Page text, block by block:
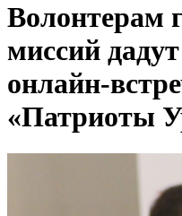
Волонтерам
миссий
онлайн-
«Патриоты